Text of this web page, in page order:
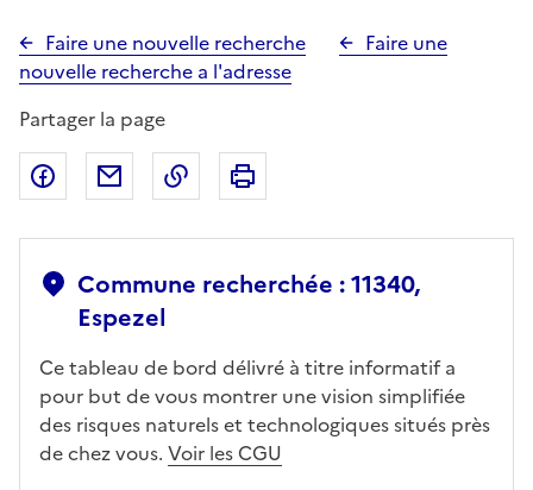
Faire une nouvelle recherche
Faire une
nouvelle recherche a l'adresse
Partager la page
Partager sur Facebook
Partager par emailCopier dans le presse-papier
Commune recherchée : 11340,
Espezel
Ce tableau de bord délivré à titre informatif a
pour but de vous montrer une vision simplifiée
des risques naturels et technologiques situés près
de chez vous. Voir les CGU